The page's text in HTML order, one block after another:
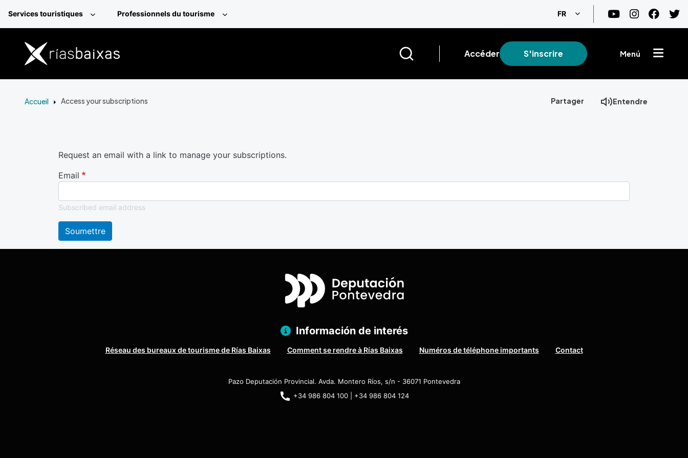
Services touristiques Professionnels du tourisme FR Lister les actions
Accéder S'inscrire Menú
Accueil Access your subscriptions Partager Entendre
Request an email with a link to manage your subscriptions.
Email
Subscribed email address
Soumettre
Información de interés
Réseau des bureaux de tourisme de Rías Baixas Comment se rendre à Rías Baixas Numéros de téléphone importants Contact
Pazo Deputación Provincial. Avda. Montero Ríos, s/n - 36071 Pontevedra
+34 986 804 100 | +34 986 804 124